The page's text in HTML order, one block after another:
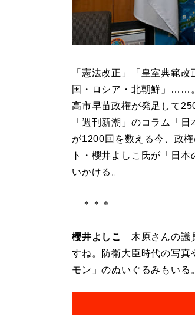
「憲法改正」「皇室典範
国・ロシア・北朝鮮」……
高市早苗政権が発足して
「週刊新潮」のコラム「
が1200回を数える今、政権
ト・櫻井よしこ氏が「日
いかける。
＊＊＊
櫻井よしこ
木原さんの議
すね。防衛大臣時代の写真
モン」のぬいぐるみもいる